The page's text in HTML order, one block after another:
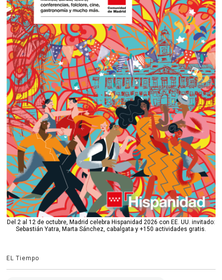
Del 2 al 12 de octubre, Madrid celebra Hispanidad 2026 con EE. UU. invitado:
Sebastián Yatra, Marta Sánchez, cabalgata y +150 actividades gratis.
EL Tiempo